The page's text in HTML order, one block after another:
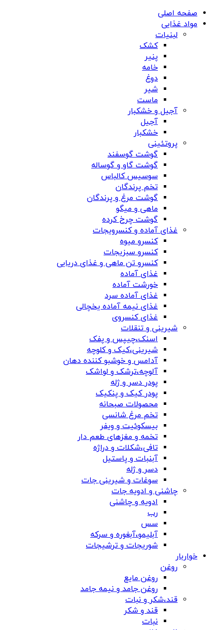
صفحه اصلی
مواد غذایی
لبنیات
کشک
پنیر
خامه
دوغ
شیر
ماست
آجیل و خشکبار
آجیل
خشکبار
پروتئینی
گوشت گوسفند
گوشت گاو و گوساله
سوسیس کالباس
تخم پرندگان
گوشت مرغ و پرندگان
ماهی و میگو
گوشت چرخ کرده
غذای آماده و کنسرویجات
کنسرو میوه
کنسرو سبزیجات
کنسرو تن ماهی و غذای دریایی
غذای آماده
خورشت آماده
غذای آماده سرد
غذای نیمه آماده یخچالی
غذای کنسروی
شیرینی و تنقلات
اسنک،چیپس و پفک
شیرینی،کیک و کلوچه
آدامس و خوشبو کننده دهان
آلوچه،ترشک و لواشک
پودر دسر و ژله
پودر کیک و پنکیک
محصولات صبحانه
تخم مرغ شانسی
بیسکوئیت و ویفر
تخمه و مغزهای طعم دار
تافی،شکلات و دراژه
آبنبات و پاستیل
دسر و ژله
سوغات و شیرینی جات
چاشنی و ادویه جات
ادویه و چاشنی
رب
سس
آبلیمو،آبغوره و سرکه
شوریجات و ترشیجات
خواربار
روغن
روغن مایع
روغن جامد و نیمه جامد
قند،شکر و نبات
قند و شکر
نبات